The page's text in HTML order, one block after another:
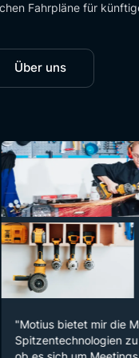
Fahrpläne für
Über uns
bietet mir die
zu